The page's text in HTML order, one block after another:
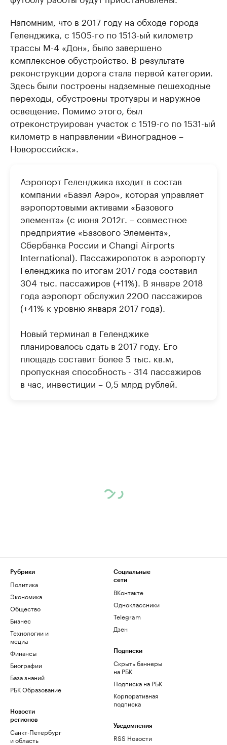
Напомним, что в 2017 году на обходе города
Геленджика, с 1505-го по 1513-ый километр
трассы М-4 «Дон», было завершено
комплексное обустройство. В результате
реконструкции дорога стала первой категории.
Здесь были построены надземные пешеходные
переходы, обустроены тротуары и наружное
освещение. Помимо этого, был
отреконструирован участок с 1519-го по 1531-ый
километр в направлении «Виноградное –
Новороссийск».
Аэропорт Геленджика входит в состав
компании «Базэл Аэро», которая управляет
аэропортовыми активами «Базового
элемента» (с июня 2012г. – совместное
предприятие «Базового Элемента»,
Сбербанка России и Changi Airports
International). Пассажиропоток в аэропорту
Геленджика по итогам 2017 года составил
304 тыс. пассажиров (+11%). В январе 2018
года аэропорт обслужил 2200 пассажиров
(+41% к уровню января 2017 года).
Новый терминал в Геленджике
планировалось сдать в 2017 году. Его
площадь составит более 5 тыс. кв.м,
пропускная способность - 314 пассажиров
в час, инвестиции – 0,5 млрд рублей.
Рубрики
Политика
Экономика
Общество
Бизнес
Технологии и
медиа
Финансы
Биографии
База знаний
РБК Образование
Новости
регионов
Санкт-Петербург
и область
Социальные
сети
ВКонтакте
Одноклассники
Telegram
Дзен
Подписки
Скрыть баннеры
на РБК
Подписка на РБК
Корпоративная
подписка
Уведомления
RSS Новости